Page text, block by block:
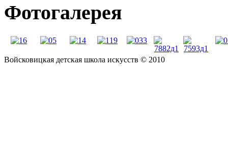
Фотогалерея
Войсковицкая детская школа искусств © 2010